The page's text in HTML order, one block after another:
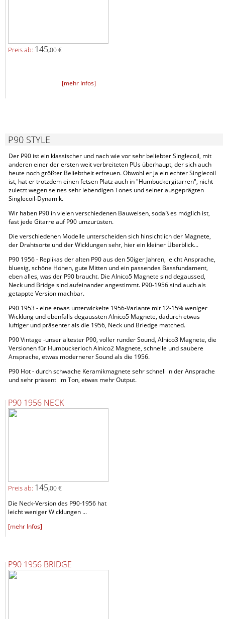
Preis ab: 145,00 €
[mehr Infos]
P90 STYLE
Der P90 ist ein klassischer und nach wie vor sehr beliebter Singlecoil, mit
anderen einer der ersten weit verbreiteten PUs überhaupt, der sich auch
heute noch größter Beliebtheit erfreuen. Obwohl er ja ein echter Singlecoil
ist, hat er trotzdem einen fetsen Platz auch in "Humbuckergitarren", nicht
zuletzt wegen seines sehr lebendigen Tones und seiner ausgeprägten
Singlecoil-Dynamik.
Wir haben P90 in vielen verschiedenen Bauweisen, sodaß es möglich ist,
fast jede Gitarre auf P90 umzurüsten.
Die verschiedenen Modelle unterscheiden sich hinsichtlich der Magnete,
der Drahtsorte und der Wicklungen sehr, hier ein kleiner Überblick...
P90 1956 - Replikas der alten P90 aus den 50iger Jahren, leicht Ansprache,
bluesig, schöne Höhen, gute Mitten und ein passendes Bassfundament,
eben alles, was der P90 braucht. Die Alnico5 Magnete sind degaussed,
Neck und Bridge sind aufeinander angestimmt. P90-1956 sind auch als
getappte Version machbar.
P90 1953 - eine etwas unterwickelte 1956-Variante mit 12-15% weniger
Wicklung und ebenfalls degaussten Alnico5 Magnete, dadurch etwas
luftiger und präsenter als die 1956, Neck und Briedge matched.
P90 Vintage -unser ältester P90, voller runder Sound, Alnico3 Magnete, die
Versionen für Humbuckerloch Alnico2 Magnete, schnelle und saubere
Ansprache, etwas modernerer Sound als die 1956.
P90 Hot - durch schwache Keramikmagnete sehr schnell in der Ansprache
und sehr präsent im Ton, etwas mehr Output.
P90 1956 NECK
Preis ab: 145,00 €
Die Neck-Version des P90-1956 hat
leicht weniger Wicklungen ...
[mehr Infos]
P90 1956 BRIDGE